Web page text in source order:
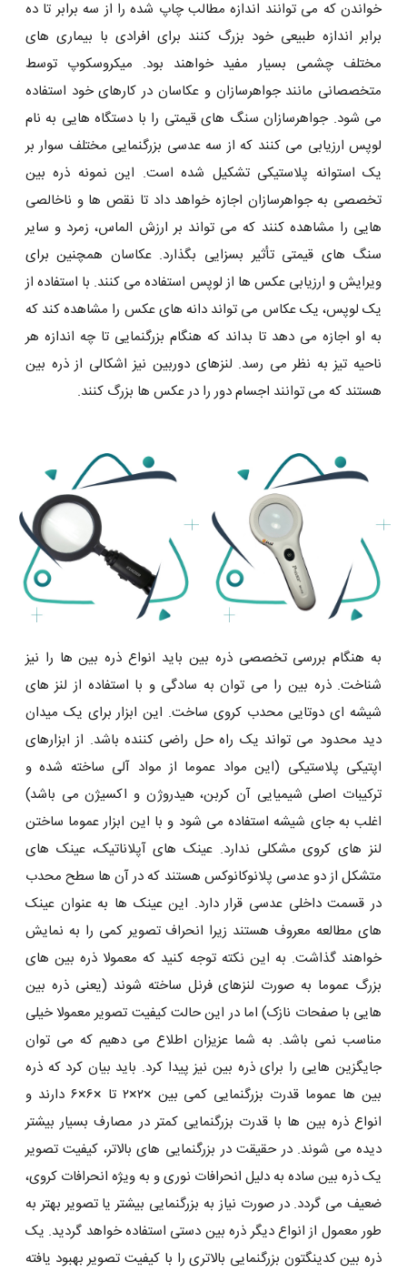
خواندن که می ‌توانند اندازه مطالب چاپ شده را از سه برابر تا ده
برابر اندازه طبیعی خود بزرگ کنند برای افرادی با بیماری‌ های
مختلف چشمی بسیار مفید خواهند بود. میکروسکوپ توسط
متخصصانی مانند جواهرسازان و عکاسان در کارهای خود استفاده
می ‌شود. جواهرسازان سنگ ‌های قیمتی را با دستگاه‌ هایی به نام
لوپس ارزیابی می ‌کنند که از سه عدسی بزرگنمایی مختلف سوار بر
یک استوانه پلاستیکی تشکیل شده است. این نمونه ذره بین
تخصصی به جواهرسازان اجازه خواهد داد تا نقص‌ ها و ناخالصی‌
هایی را مشاهده کنند که می ‌تواند بر ارزش الماس، زمرد و سایر
سنگ ‌های قیمتی تأثیر بسزایی بگذارد. عکاسان همچنین برای
ویرایش و ارزیابی عکس ها از لوپس استفاده می‌ کنند. با استفاده از
یک لوپس، یک عکاس می‌ تواند دانه‌ های عکس را مشاهده کند که
به او اجازه می ‌دهد تا بداند که هنگام بزرگنمایی تا چه اندازه هر
ناحیه تیز به نظر می ‌رسد. لنزهای دوربین نیز اشکالی از ذره بین
هستند که می‌ توانند اجسام دور را در عکس ها بزرگ کنند.
به هنگام بررسی تخصصی ذره بین باید انواع ذره بین ها را نیز
شناخت. ذره بین را می‌ توان به سادگی و با استفاده از لنز های
شیشه ‌ای دوتایی محدب کروی ساخت. این ابزار برای یک میدان
دید محدود می ‌تواند یک راه حل راضی کننده باشد. از ابزارهای
اپتیکی پلاستیکی (این مواد عموما از مواد آلی ساخته شده و
ترکیبات اصلی شیمیایی آن کربن، هیدروژن و اکسیژن می باشد)
اغلب به جای شیشه استفاده می ‌شود و با این ابزار عموما ساختن
لنز های کروی مشکلی ندارد. عینک‌ های آپلاناتیک، عینک‌ های
متشکل از دو عدسی پلانوکانوکس هستند که در آن‌ ها سطح محدب
در قسمت داخلی عدسی قرار دارد. این عینک ‌ها به عنوان عینک
‌های مطالعه معروف هستند زیرا انحراف تصویر کمی را به نمایش
خواهند گذاشت. به این نکته توجه کنید که معمولا ذره بین‌ های
بزرگ عموما به صورت لنزهای فرنل ساخته شوند (یعنی ذره بین
‌هایی با صفحات نازک) اما در این حالت کیفیت تصویر معمولا خیلی
مناسب نمی باشد. به شما عزیزان اطلاع می دهیم که می توان
جایگزین هایی را برای ذره بین نیز پیدا کرد. باید بیان کرد که ذره
بین‌ ها عموما قدرت بزرگنمایی کمی بین ×۲×۲ تا ×۶×۶ دارند و
انواع ذره بین‌ ها با قدرت بزرگنمایی کمتر در مصارف بسیار بیشتر
دیده می ‌شوند. در حقیقت در بزرگنمایی ‌های بالاتر، کیفیت تصویر
یک ذره بین ساده به دلیل انحرافات نوری و به ویژه انحرافات کروی،
ضعیف می گردد. در صورت نیاز به بزرگنمایی بیشتر یا تصویر بهتر به
طور معمول از انواع دیگر ذره بین دستی استفاده خواهد گردید. یک
ذره بین کدینگتون بزرگنمایی بالاتری را با کیفیت تصویر بهبود یافته